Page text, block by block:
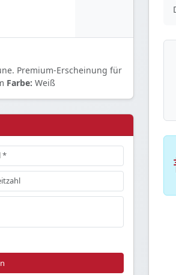
Premium-Erscheinung für
Farbe: Weiß